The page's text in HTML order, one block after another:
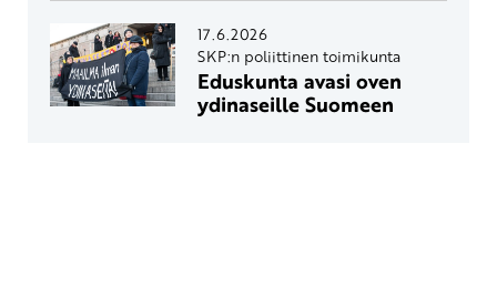
17.6.2026
SKP:n poliittinen toimikunta
Eduskunta avasi oven
ydinaseille Suomeen